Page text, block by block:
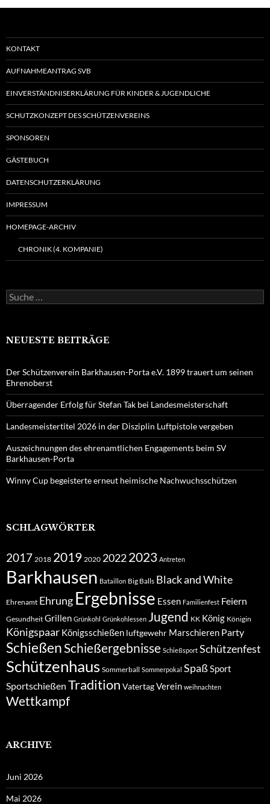
KONTAKT
AUFNAHMEANTRAG SVB
EINVERSTÄNDNISERKLÄRUNG FÜR KINDER & JUGENDLICHE
SCHUTZKONZEPT DES SCHÜTZENVEREINS
SPONSOREN
GÄSTEBUCH
DATENSCHUTZERKLÄRUNG
IMPRESSUM
HOMEPAGE-ARCHIV
CHRONIK (4. KOMPANIE)
Suche
nach:
NEUESTE BEITRÄGE
Der Schützenverein Barkhausen-Porta e.V. 1899 trauert um seinen
Ehrenoberst
Überragender Erfolg für Stefan Tak bei Landesmeisterschaft
Landesmeistertitel 2026 in der Disziplin Luftpistole vergeben
Auszeichnungen des ehrenamtlichen Engagements beim SV
Barkhausen-Porta
Winny Cup begeisterte erneut heimische Nachwuchsschützen
SCHLAGWÖRTER
2017 2018 2019 2020 20222023 Antreten
Barkhausen Bataillon Big Balls Black and White
Ehrenamt Ehrung Ergebnisse Essen Familienfest Feiern
Gesundheit Grillen Grünkohl Grünkohlessen Jugend KK König Königin
Königspaar Königsschießen luftgewehr Marschieren Party
SchießenSchießergebnisse Schießsport Schützenfest
Schützenhaus Sommerball Sommerpokal SpaßSport
Sportschießen Tradition VatertagVerein weihnachten
Wettkampf
ARCHIVE
Juni 2026
Mai 2026